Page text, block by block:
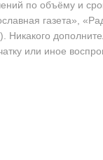
по объёму и
газета»,
Никакого
или иное